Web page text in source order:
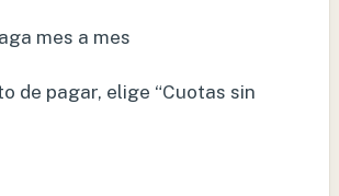
mes a mes
de pagar, elige “Cuotas sin